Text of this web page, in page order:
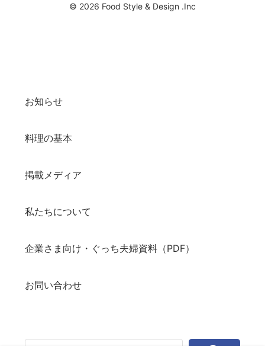
© 2026 Food Style & Design .Inc
お知らせ
料理の基本
掲載メディア
私たちについて
企業さま向け・ぐっち夫婦資料（PDF）
お問い合わせ